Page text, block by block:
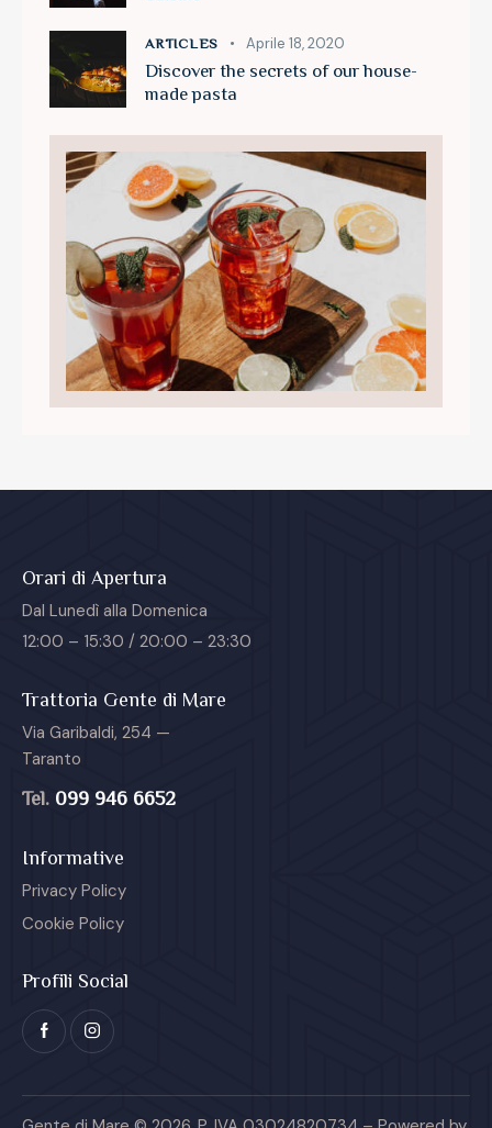
ARTICLES
Aprile 18, 2020
Discover the secrets of our house-
made pasta
Orari di Apertura
Dal Lunedì alla Domenica
12:00 – 15:30 / 20:00 – 23:30
Trattoria Gente di Mare
Via Garibaldi, 254 —
Taranto
Tel. 099 946 6652
Informative
Privacy Policy
Cookie Policy
Profili Social